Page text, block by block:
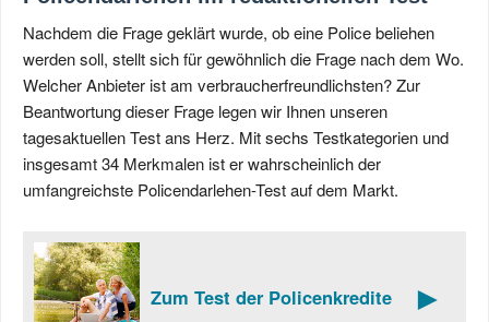
Nachdem die Frage geklärt wurde, ob eine Police beliehen
werden soll, stellt sich für gewöhnlich die Frage nach dem Wo.
Welcher Anbieter ist am verbraucherfreundlichsten? Zur
Beantwortung dieser Frage legen wir Ihnen unseren
tagesaktuellen Test ans Herz. Mit sechs Testkategorien und
insgesamt 34 Merkmalen ist er wahrscheinlich der
umfangreichste Policendarlehen-Test auf dem Markt.
Zum Test der Policen­kredite ►